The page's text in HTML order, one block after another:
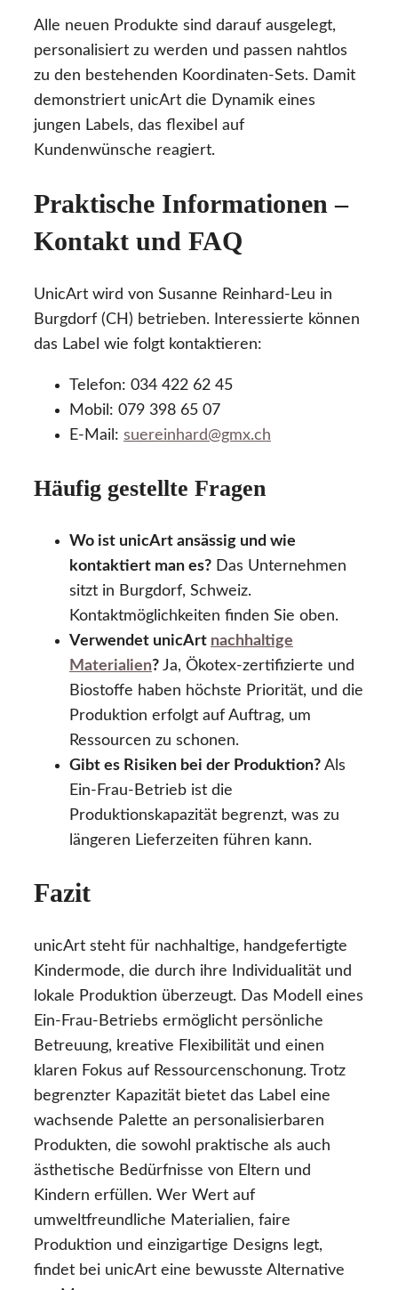
Alle neuen Produkte sind darauf ausgelegt,
personalisiert zu werden und passen nahtlos
zu den bestehenden Koordinaten-Sets. Damit
demonstriert unicArt die Dynamik eines
jungen Labels, das flexibel auf
Kundenwünsche reagiert.
Praktische Informationen –
Kontakt und FAQ
UnicArt wird von Susanne Reinhard-Leu in
Burgdorf (CH) betrieben. Interessierte können
das Label wie folgt kontaktieren:
Telefon: 034 422 62 45
Mobil: 079 398 65 07
E-Mail: suereinhard@gmx.ch
Häufig gestellte Fragen
Wo ist unicArt ansässig und wie
kontaktiert man es? Das Unternehmen
sitzt in Burgdorf, Schweiz.
Kontaktmöglichkeiten finden Sie oben.
Verwendet unicArt nachhaltige
Materialien? Ja, Ökotex-zertifizierte und
Biostoffe haben höchste Priorität, und die
Produktion erfolgt auf Auftrag, um
Ressourcen zu schonen.
Gibt es Risiken bei der Produktion? Als
Ein-Frau-Betrieb ist die
Produktionskapazität begrenzt, was zu
längeren Lieferzeiten führen kann.
Fazit
unicArt steht für nachhaltige, handgefertigte
Kindermode, die durch ihre Individualität und
lokale Produktion überzeugt. Das Modell eines
Ein-Frau-Betriebs ermöglicht persönliche
Betreuung, kreative Flexibilität und einen
klaren Fokus auf Ressourcenschonung. Trotz
begrenzter Kapazität bietet das Label eine
wachsende Palette an personalisierbaren
Produkten, die sowohl praktische als auch
ästhetische Bedürfnisse von Eltern und
Kindern erfüllen. Wer Wert auf
umweltfreundliche Materialien, faire
Produktion und einzigartige Designs legt,
findet bei unicArt eine bewusste Alternative